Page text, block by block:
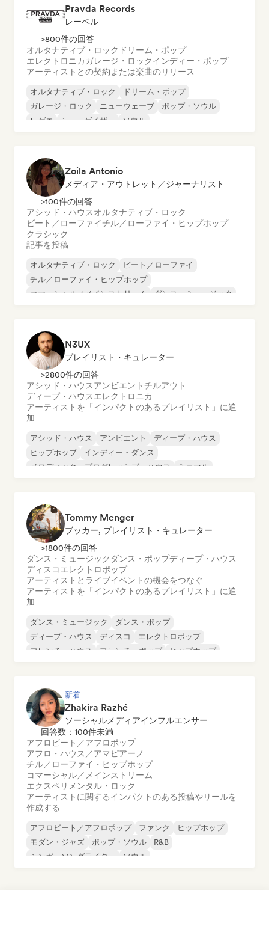
Pravda Records
レーベル
>800件の回答
オルタナティブ・ロック ドリーム・ポップ
エレクトロニカガレージ・ロックインディー・ポップ
アーティストとの契約または楽曲のリリース
オルタナティブ・ロック
ドリーム・ポップ
ガレージ・ロック
ニューウェーブ
ポップ・ソウル
レゲエ
シューゲイザー ソウル
Zoila Antonio
メディア・アウトレット／ジャーナリスト
>100件の回答
アシッド・ハウスオルタナティブ・ロック
ビート／ローファイチル／ローファイ・ヒップホップ
クラシック
記事を投稿
オルタナティブ・ロック
ビート／ローファイ
チル／ローファイ・ヒップホップ
コマーシャル／メインストリーム
ダンス・ミュージック
N3UX
プレイリスト・キュレーター
>2800件の回答
アシッド・ハウスアンビエント チルアウト
ディープ・ハウスエレクトロニカ
アーティストを「インパクトのあるプレイリスト」に追
加
アシッド・ハウス アンビエント
ディープ・ハウス
ヒップホップ
インディー・ダンス
メロディック・プログレッシブ・ハウス
ミニマル
Tommy Menger
ブッカー, プレイリスト・キュレーター
>1800件の回答
ダンス・ミュージック ダンス・ポップディープ・ハウス
ディスコエレクトロポップ
アーティストとライブイベントの機会をつなぐ
アーティストを「インパクトのあるプレイリスト」に追
加
ダンス・ミュージック
ダンス・ポップ
ディープ・ハウス
ディスコ
エレクトロポップ
フレンチ・ハウス
フレンチ・ポップ ヒップホップ
新着
Zhakira Razhé
ソーシャルメディアインフルエンサー
回答数：100件未満
アフロビート／アフロポップ
アフロ・ハウス／アマピアーノ
チル／ローファイ・ヒップホップ
コマーシャル／メインストリーム
エクスペリメンタル・ロック
アーティストに関するインパクトのある投稿やリールを
作成する
アフロビート／アフロポップ ファンク
ヒップホップ
モダン・ジャズ
ポップ・ソウル
R&B
シンガーソングライター
ソウル